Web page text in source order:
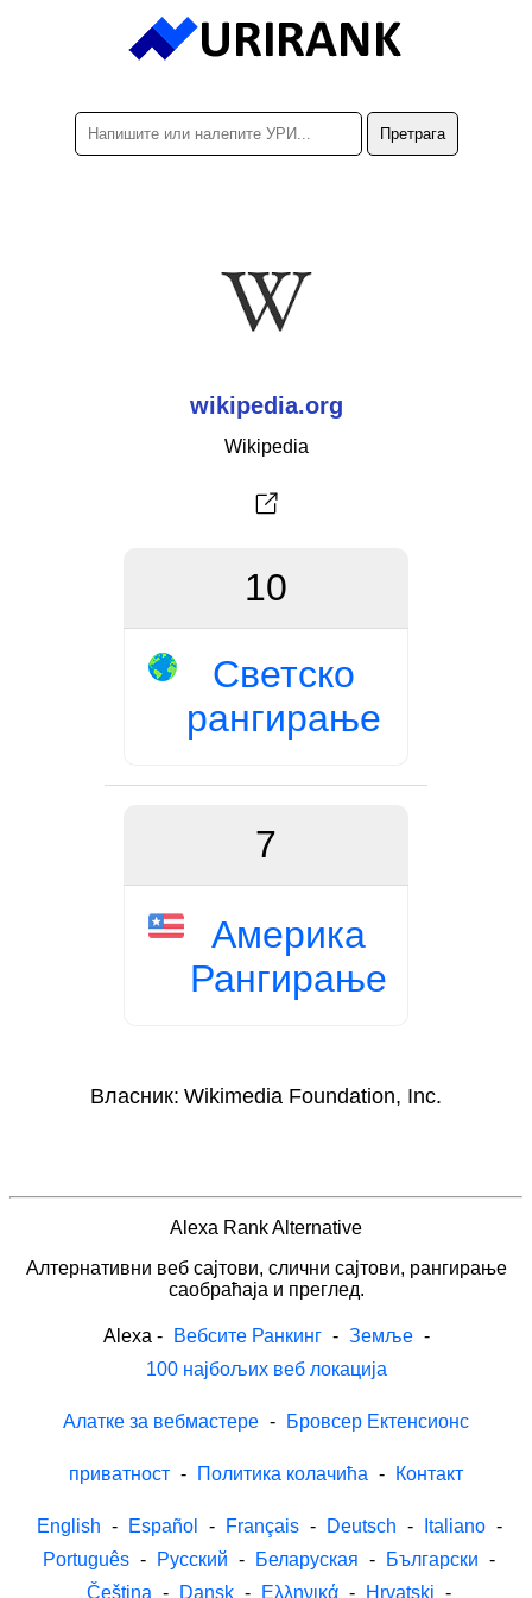
wikipedia.org
Wikipedia
10
Светско
рангирање
7
Америка
Рангирање
Власник: Wikimedia Foundation, Inc.
Alexa Rank Alternative
Алтернативни веб сајтови, слични сајтови, рангирање
саобраћаја и преглед.
Alexa - Вебсите Ранкинг - Земље -
100 најбољих веб локација
Алатке за вебмастере - Бровсер Ектенсионс
приватност - Политика колачића - Контакт
English - Español - Français - Deutsch - Italiano -
Português - Русский - Беларуская - Български -
Čeština - Dansk - Ελληνικά - Hrvatski -